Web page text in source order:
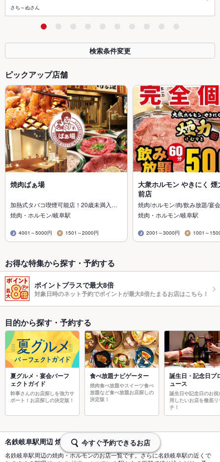
さち～ぬさん
検索条件変更
ピックアップ店舗
焼肉ばぁ場
加熱式タバコ喫煙可能店！20歳未満入…
焼肉・ホルモン/岐阜駅
4001～5000円 1501～2000円
大衆ホルモン やきにく 煙
前店
焼肉/ホルモン/肉/飲み放題/宴
焼肉・ホルモン/岐阜駅
2001～3000円 1001～
お得な特集から探す・予約する
ポイントプラスで最大8倍
対象日時のネット予約でポイントが最大8倍たまるお店はこちら！
目的から探す・予約する
夏グルメ・宴会パーフ
ェクトガイド
幹事さんのお店探しを強力サ
ポート！お店探しの決定版！
食べ放題ナビゲーター
焼肉食べ放題やスイーツ食べ
放題など食べ放題お店探しの
決定版！
誕生日・記念日プ
ュース
誕生日や記念日のお祝
用したいお店を徹底リ
チ！
名鉄岐阜駅周辺 焼肉・ホルモンのグルメ情報
名鉄岐阜駅周辺の焼肉・ホルモンのお店一覧です。さらに名鉄岐阜駅の近くで
今すぐ予約できるお店